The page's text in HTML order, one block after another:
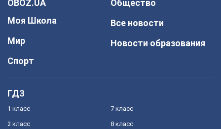
OBOZ.UA
Моя Школа
Мир
Спорт
Общество
Все новости
Новости образования
ГДЗ
1 класс
2 класс
7 класс
8 класс